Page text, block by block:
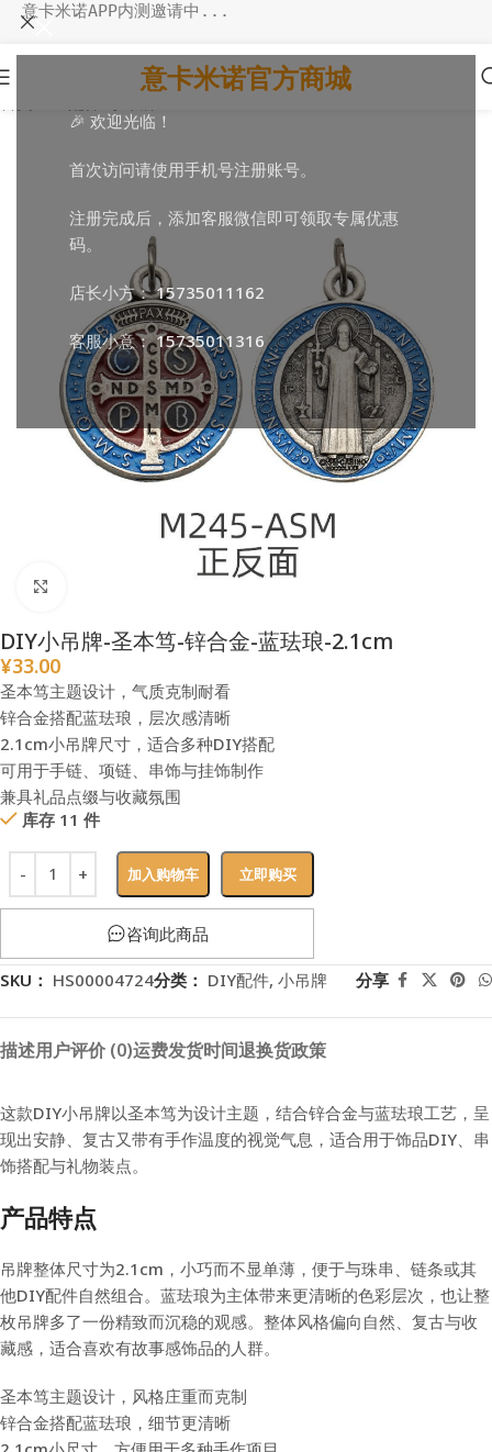
🎉 欢迎光临！
首次访问请使用手机号注册账号。
注册完成后，添加客服微信即可领取专属优惠
码。
店长小方：15735011162
客服小意：15735011316
意卡米诺APP内测邀请中...
意卡米诺官方商城
DIY小吊牌-圣本笃-锌合金-蓝珐琅-2.1cm
¥33.00
圣本笃主题设计，气质克制耐看
锌合金搭配蓝珐琅，层次感清晰
2.1cm小吊牌尺寸，适合多种DIY搭配
可用于手链、项链、串饰与挂饰制作
兼具礼品点缀与收藏氛围
库存 11 件
加入购物车 立即购买
咨询此商品
SKU： HS00004724分类： DIY配件, 小吊牌 分享
描述用户评价 (0)运费发货时间退换货政策
这款DIY小吊牌以圣本笃为设计主题，结合锌合金与蓝珐琅工艺，呈
现出安静、复古又带有手作温度的视觉气息，适合用于饰品DIY、串
饰搭配与礼物装点。
产品特点
吊牌整体尺寸为2.1cm，小巧而不显单薄，便于与珠串、链条或其
他DIY配件自然组合。蓝珐琅为主体带来更清晰的色彩层次，也让整
枚吊牌多了一份精致而沉稳的观感。整体风格偏向自然、复古与收
藏感，适合喜欢有故事感饰品的人群。
圣本笃主题设计，风格庄重而克制
锌合金搭配蓝珐琅，细节更清晰